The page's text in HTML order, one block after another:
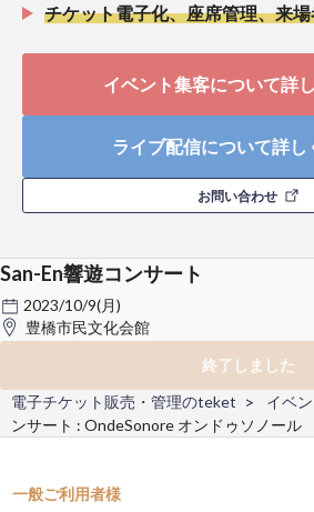
チケット電子化、座席管理、来
イベント集客について詳
ライブ配信について詳し
お問い合わせ
San-En響遊コンサート
2023/10/9(月)
豊橋市民文化会館
終了しました
電子チケット販売・管理のteket イベ
ンサート : OndeSonore オンドゥソノール
一般ご利用者様